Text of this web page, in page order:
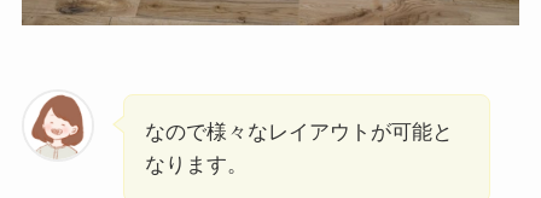
なので様々なレイアウトが可能と
なります。